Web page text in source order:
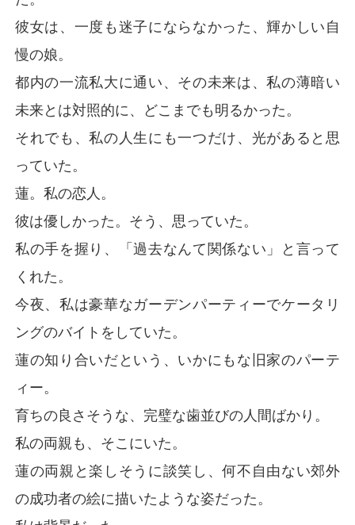
彼女は、一度も迷子にならなかった、輝かしい自
慢の娘。
都内の一流私大に通い、その未来は、私の薄暗い
未来とは対照的に、どこまでも明るかった。
それでも、私の人生にも一つだけ、光があると思
っていた。
蓮。私の恋人。
彼は優しかった。そう、思っていた。
私の手を握り、「過去なんて関係ない」と言って
くれた。
今夜、私は豪華なガーデンパーティーでケータリ
ングのバイトをしていた。
蓮の知り合いだという、いかにもな旧家のパーテ
ィー。
育ちの良さそうな、完璧な歯並びの人間ばかり。
私の両親も、そこにいた。
蓮の両親と楽しそうに談笑し、何不自由ない郊外
の成功者の絵に描いたような姿だった。